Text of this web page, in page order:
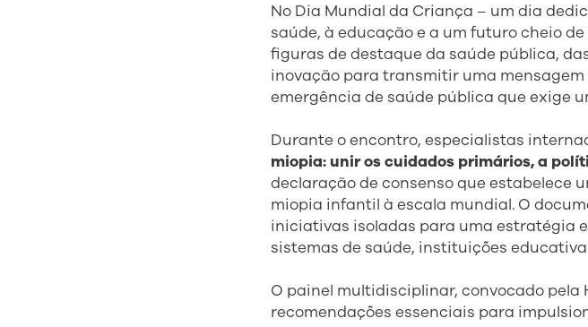
No Dia Mundial da Criança – um dia
saúde, à educação e a um futuro cheio
figuras de destaque da saúde pública,
inovação para transmitir uma
emergência de saúde pública que exige
Durante o encontro, especialistas
miopia: unir os cuidados primários, a
declaração de consenso que estabelece
miopia infantil à escala mundial. O
iniciativas isoladas para uma estratégia
sistemas de saúde, instituições
O painel multidisciplinar, convocado pela
recomendações essenciais para